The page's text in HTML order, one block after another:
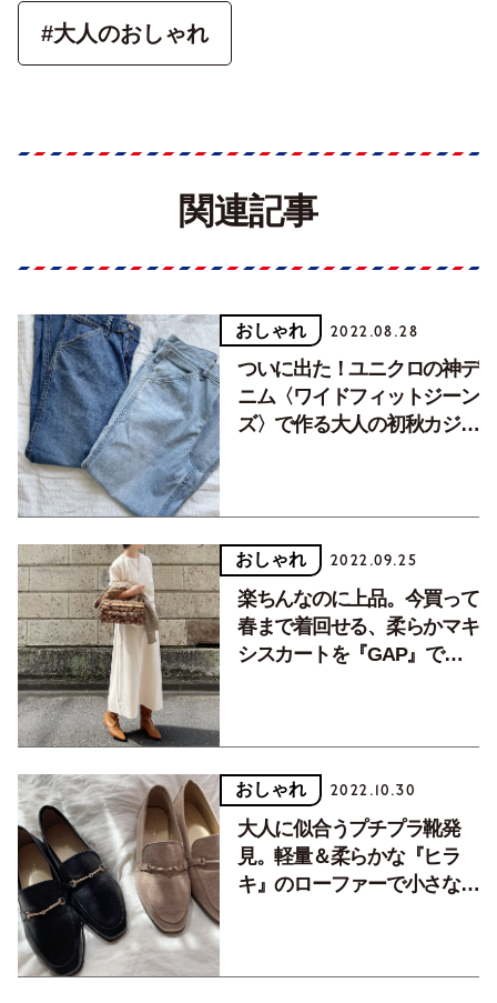
#大人のおしゃれ
関連記事
おしゃれ 2022.08.28
ついに出た！ユニクロの神デ
ニム〈ワイドフィットジーン
ズ〉で作る大人の初秋カジュ
おしゃれ 2022.09.25
楽ちんなのに上品。今買って
春まで着回せる、柔らかマキ
シスカートを『GAP』で発
おしゃれ 2022.10.30
大人に似合うプチプラ靴発
見。軽量＆柔らかな『ヒラ
キ』のローファーで小さな冒